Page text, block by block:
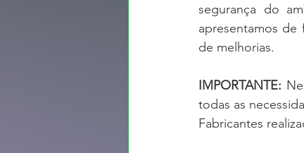
segurança do
apresentamos de
de melhorias.
IMPORTANTE:
todas as
Fabricantes